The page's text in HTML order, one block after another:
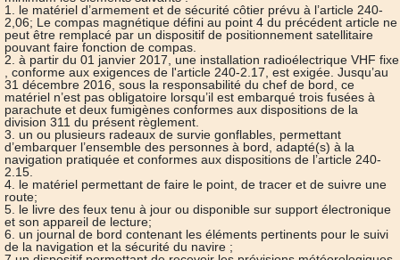
1. le matériel d’armement et de sécurité côtier prévu à l’article 240-
2,06; Le compas magnétique défini au point 4 du précédent article ne
peut être remplacé par un dispositif de positionnement satellitaire
pouvant faire fonction de compas.
2. à partir du 01 janvier 2017, une installation radioélectrique VHF fixe
, conforme aux exigences de l'article 240-2.17, est exigée. Jusqu’au
31 décembre 2016, sous la responsabilité du chef de bord, ce
matériel n’est pas obligatoire lorsqu’il est embarqué trois fusées à
parachute et deux fumigènes conformes aux dispositions de la
division 311 du présent règlement.
3. un ou plusieurs radeaux de survie gonflables, permettant
d’embarquer l’ensemble des personnes à bord, adapté(s) à la
navigation pratiquée et conformes aux dispositions de l’article 240-
2.15.
4. le matériel permettant de faire le point, de tracer et de suivre une
route;
5. le livre des feux tenu à jour ou disponible sur support électronique
et son appareil de lecture;
6. un journal de bord contenant les éléments pertinents pour le suivi
de la navigation et la sécurité du navire ;